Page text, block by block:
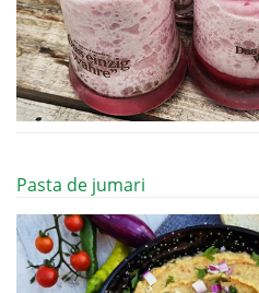
Pasta de jumari